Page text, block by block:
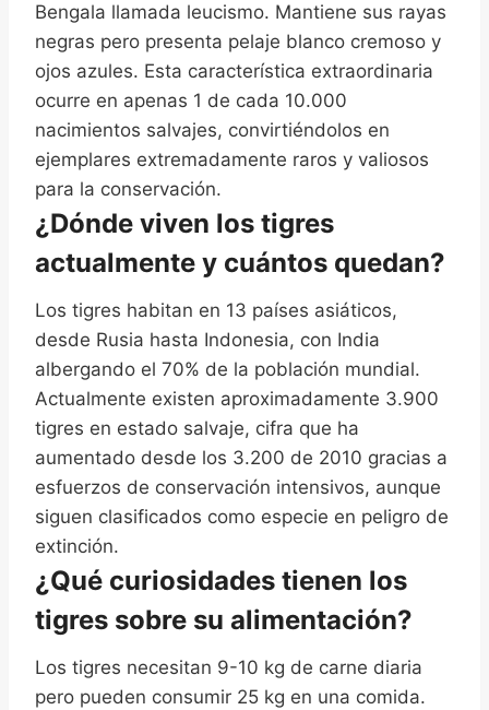
Bengala llamada leucismo. Mantiene sus rayas
negras pero presenta pelaje blanco cremoso y
ojos azules. Esta característica extraordinaria
ocurre en apenas 1 de cada 10.000
nacimientos salvajes, convirtiéndolos en
ejemplares extremadamente raros y valiosos
para la conservación.
¿Dónde viven los tigres
actualmente y cuántos quedan?
Los tigres habitan en 13 países asiáticos,
desde Rusia hasta Indonesia, con India
albergando el 70% de la población mundial.
Actualmente existen aproximadamente 3.900
tigres en estado salvaje, cifra que ha
aumentado desde los 3.200 de 2010 gracias a
esfuerzos de conservación intensivos, aunque
siguen clasificados como especie en peligro de
extinción.
¿Qué curiosidades tienen los
tigres sobre su alimentación?
Los tigres necesitan 9-10 kg de carne diaria
pero pueden consumir 25 kg en una comida.